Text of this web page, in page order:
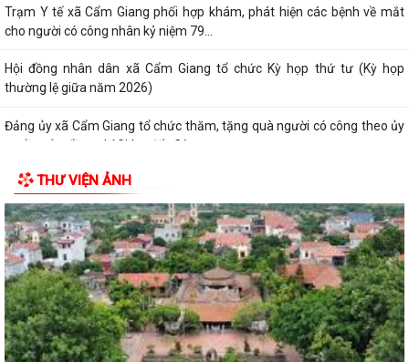
Trạm Y tế xã Cẩm Giang phối hợp khám, phát hiện các bệnh về mắt
cho người có công nhân kỷ niệm 79...
Hội đồng nhân dân xã Cẩm Giang tổ chức Kỳ họp thứ tư (Kỳ họp
thường lệ giữa năm 2026)
Đảng ủy xã Cẩm Giang tổ chức thăm, tặng quà người có công theo ủy
quyền của đồng chí Giám đốc Công...
Đồng chí Nguyễn Ngọc Sơn, đại biểu quốc hội khóa XVI Thăm, tặng quà
gia đình chính sách, người có...
Đồng chí Phạm Văn Mạnh - Bí thư Đảng ủy, Chủ tịch HĐND xã Cẩm
Giang thăm, tặng quà gia đình chính...
Thông tư 14/2026/TT-BYT quy định tiêu chuẩn chẩn đoán và quy
trình xác định nghiện ma túy
Nghị định số 166/2026/NĐ-CP của Chính phủ: Quy định hồ sơ, trình tự,
THƯ VIỆN ẢNH